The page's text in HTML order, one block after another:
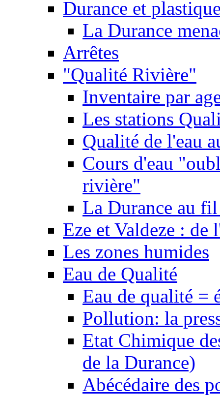
Durance et
La Durance
Arrêtes
"Qualité Rivière"
Inventaire par
Les stations
Qualité de l'eau
Cours d'eau
rivière"
La Durance au
Eze et Valdeze : de
Les zones humides
Eau de Qualité
Eau de qualité =
Pollution: la
Etat Chimique
de la Durance)
Abécédaire des